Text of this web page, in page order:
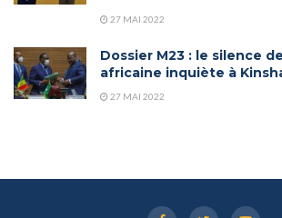
27 MAI 2022
Dossier M23 : le silence
africaine inquiète à
27 MAI 2022